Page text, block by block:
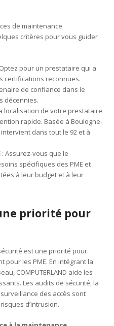
de maintenance
critères pour vous guider
pour un prestataire qui a
certifications reconnues.
de confiance dans le
décennies.
localisation de votre prestataire
rapide. Basée à Boulogne-
intervient dans tout le 92 et à
: Assurez-vous que le
spécifiques des PME et
à leur budget et à leur
priorité pour
est une priorité pour
les PME. En intégrant la
COMPUTERLAND aide les
Les audits de sécurité, la
des accès sont
d’intrusion.